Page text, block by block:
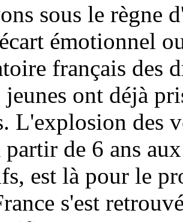
sous le règne
émotionnel
français des
jeunes ont déjà
L'explosion des
de 6 ans
est là pour le
s'est